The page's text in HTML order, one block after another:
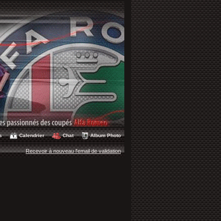
Calendrier Chat Album Photo
Recevoir à nouveau l'email de validation